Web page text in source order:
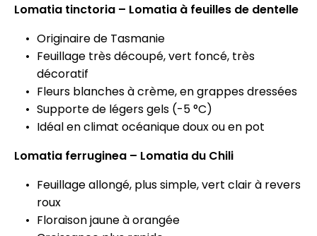
Lomatia tinctoria – Lomatia à feuilles de dentelle
Originaire de Tasmanie
Feuillage très découpé, vert foncé, très
décoratif
Fleurs blanches à crème, en grappes dressées
Supporte de légers gels (-5 °C)
Idéal en climat océanique doux ou en pot
Lomatia ferruginea – Lomatia du Chili
Feuillage allongé, plus simple, vert clair à revers
roux
Floraison jaune à orangée